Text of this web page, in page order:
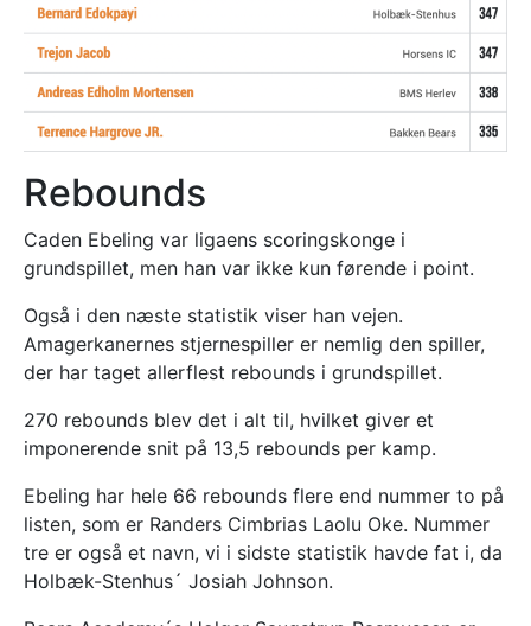
Rebounds
Caden Ebeling var ligaens scoringskonge i
grundspillet, men han var ikke kun førende i point.
Også i den næste statistik viser han vejen.
Amagerkanernes stjernespiller er nemlig den spiller,
der har taget allerflest rebounds i grundspillet.
270 rebounds blev det i alt til, hvilket giver et
imponerende snit på 13,5 rebounds per kamp.
Ebeling har hele 66 rebounds flere end nummer to på
listen, som er Randers Cimbrias Laolu Oke. Nummer
tre er også et navn, vi i sidste statistik havde fat i, da
Holbæk-Stenhus´ Josiah Johnson.